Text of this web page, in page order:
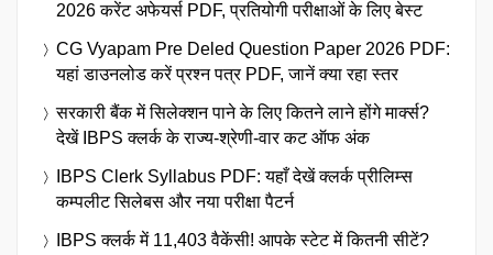
2026 करेंट अफेयर्स PDF, प्रतियोगी परीक्षाओं के लिए बेस्ट
CG Vyapam Pre Deled Question Paper 2026 PDF:
यहां डाउनलोड करें प्रश्न पत्र PDF, जानें क्या रहा स्तर
सरकारी बैंक में सिलेक्शन पाने के लिए कितने लाने होंगे मार्क्स?
देखें IBPS क्लर्क के राज्य-श्रेणी-वार कट ऑफ अंक
IBPS Clerk Syllabus PDF: यहाँ देखें क्लर्क प्रीलिम्स
कम्पलीट सिलेबस और नया परीक्षा पैटर्न
IBPS क्लर्क में 11,403 वैकेंसी! आपके स्टेट में कितनी सीटें?